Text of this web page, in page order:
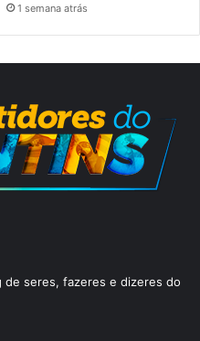
1 semana atrás
de seres, fazeres e dizeres do